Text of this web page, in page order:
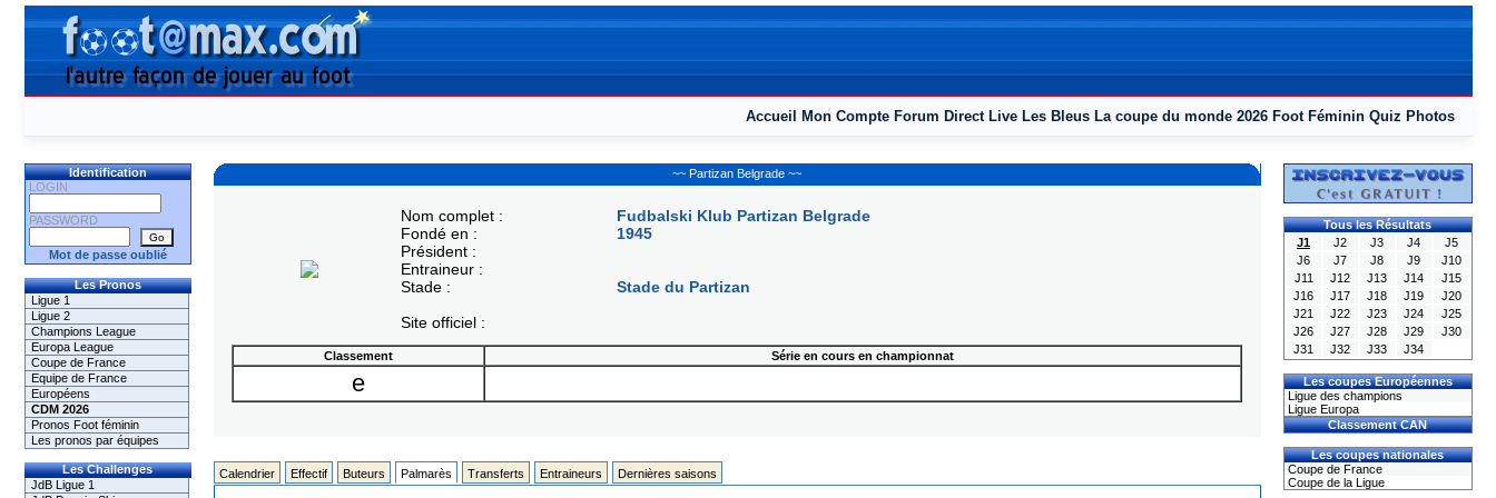
Accueil Mon Compte Forum Direct Live Les Bleus La coupe du monde 2026 Foot Féminin Quiz Photos
Identification
LOGIN
PASSWORD
Mot de passe oublié
Les Pronos
Ligue 1
Ligue 2
Champions League
Europa League
Coupe de France
Equipe de France
Européens
CDM 2026
Pronos Foot féminin
Les pronos par équipes
Les Challenges
JdB Ligue 1
~~ Partizan Belgrade ~~
Nom complet :
Fondé en :
Président :
Entraineur :
Stade :
Site officiel :
Fudbalski Klub Partizan Belgrade
1945
Stade du Partizan
Classement Série en cours en championnat
e
Calendrier Effectif Buteurs Palmarès Transferts Entraineurs Dernières saisons
Tous les Résultats
J1
J2 J3 J4
J5
J6
J7 J8 J9
J10
J11
J12 J13 J14
J15
J16
J17 J18 J19
J20
J21
J22 J23 J24
J25
J26
J27 J28 J29
J30
J31
J32 J33 J34
Les coupes Européennes
Ligue des champions
Ligue Europa
Classement CAN
Les coupes nationales
Coupe de France
Coupe de la Ligue